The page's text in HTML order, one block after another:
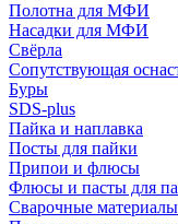
Полотна для МФИ
Насадки для МФИ
Свёрла
Сопутствующая
Буры
SDS-plus
Пайка и наплавка
Посты для пайки
Припои и флюсы
Флюсы и пасты для
Сварочные материалы